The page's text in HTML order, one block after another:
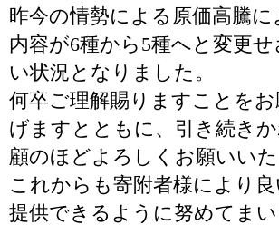
昨今の情勢による原価高騰に
内容が6種から5種へと変更
い状況となりました。
何卒ご理解賜りますことを
げますとともに、引き続き
顧のほどよろしくお願いいた
これからも寄附者様により
提供できるように努めてまい